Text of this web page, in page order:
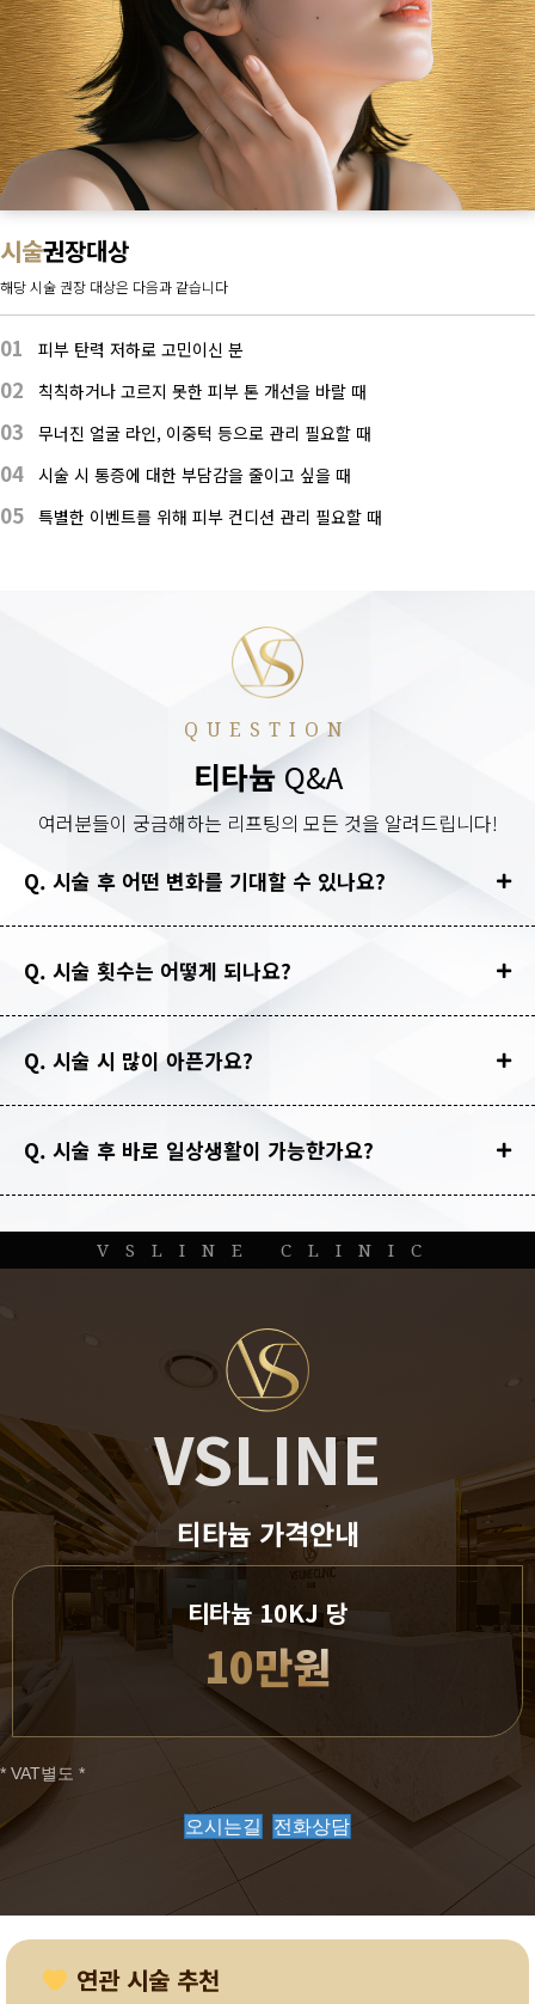
시술권장대상
해당 시술 권장 대상은 다음과 같습니다
01 피부 탄력 저하로 고민이신 분
02 칙칙하거나 고르지 못한 피부 톤 개선을 바랄 때
03 무너진 얼굴 라인, 이중턱 등으로 관리 필요할 때
04 시술 시 통증에 대한 부담감을 줄이고 싶을 때
05 특별한 이벤트를 위해 피부 컨디션 관리 필요할 때
QUESTION
티타늄 Q&A
여러분들이 궁금해하는 리프팅의 모든 것을 알려드립니다!
Q. 시술 후 어떤 변화를 기대할 수 있나요?
Q. 시술 횟수는 어떻게 되나요?
Q. 시술 시 많이 아픈가요?
Q. 시술 후 바로 일상생활이 가능한가요?
VSLINE CLINIC
VSLINE
티타늄 가격안내
티타늄 10KJ 당
10만원
* VAT별도 *
오시는길 전화상담
연관 시술 추천